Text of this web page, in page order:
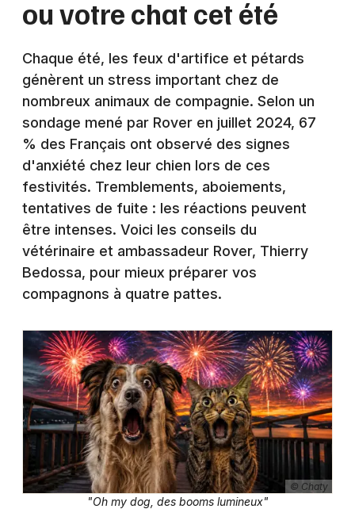
Spectacles
Concerts
Sports
Soirées
Sorties famille
Expos
Sorties & loisirs
Newsletter des sorties
Artistes en tournée
Actualités
Mulhouse
Nantes
Paris
Strasbourg
Toulouse
Toutes les villes
ou votre chat cet été
Chaque été, les feux d'artifice et pétards
génèrent un stress important chez de
nombreux animaux de compagnie. Selon un
sondage mené par Rover en juillet 2024, 67
% des Français ont observé des signes
d'anxiété chez leur chien lors de ces
festivités. Tremblements, aboiements,
tentatives de fuite : les réactions peuvent
être intenses. Voici les conseils du
vétérinaire et ambassadeur Rover, Thierry
Bedossa, pour mieux préparer vos
compagnons à quatre pattes.
© Chaty
"Oh my dog, des booms lumineux"